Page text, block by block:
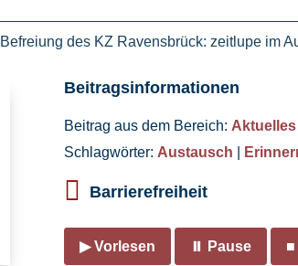
des KZ Ravensbrück: zeitlupe im
Beitragsinformationen
Beitrag aus dem Bereich: Aktuelles
Schlagwörter: Austausch
 Barrierefreiheit
▶ Vorlesen ⏸ Pause ■